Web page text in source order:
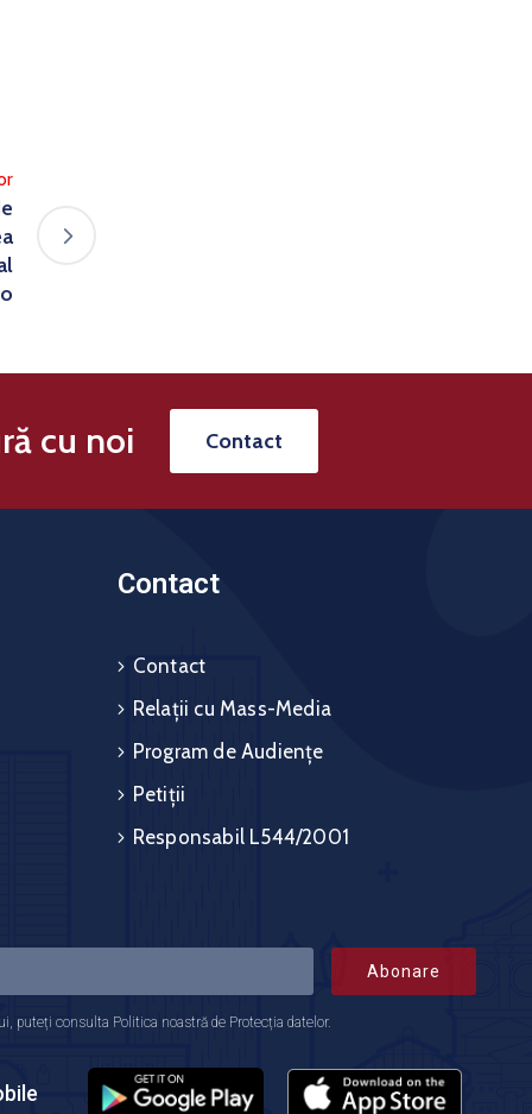
cu noi Contact
Contact
Contact
Relații cu Mass-Media
Program de Audiențe
Petiții
Responsabil L544/2001
Abonare
puteți consulta Politica noastră de Protecția datelor.